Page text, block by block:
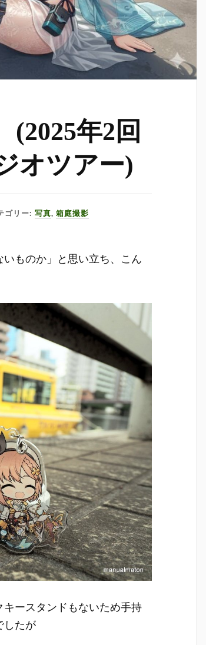
(2025年2回
オツアー)
ゴリー:写真,箱庭撮影
ものか」と思い立ち、こん
ースタンドもないため手持
したが